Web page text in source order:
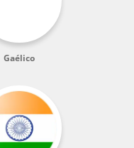
Gaélico